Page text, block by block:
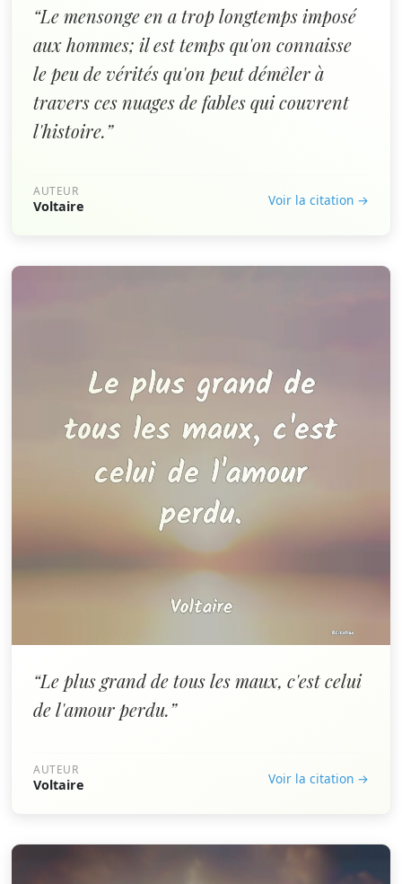
“Le mensonge en a trop longtemps imposé
aux hommes; il est temps qu'on connaisse
le peu de vérités qu'on peut démêler à
travers ces nuages de fables qui couvrent
l'histoire.”
AUTEUR
Voltaire Voir la citation →
“Le plus grand de tous les maux, c'est celui
de l'amour perdu.”
AUTEUR
Voltaire Voir la citation →